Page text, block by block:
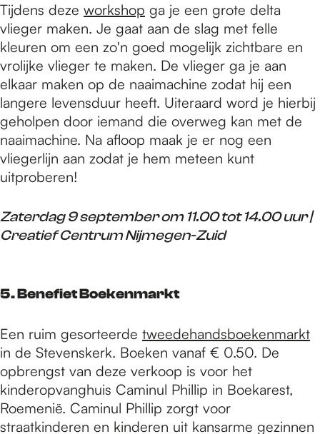
Tijdens deze workshop ga je een grote delta
vlieger maken. Je gaat aan de slag met felle
kleuren om een zo'n goed mogelijk zichtbare en
vrolijke vlieger te maken. De vlieger ga je aan
elkaar maken op de naaimachine zodat hij een
langere levensduur heeft. Uiteraard word je hierbij
geholpen door iemand die overweg kan met de
naaimachine. Na afloop maak je er nog een
vliegerlijn aan zodat je hem meteen kunt
uitproberen!
Zaterdag 9 september om 11.00 tot 14.00 uur |
Creatief Centrum Nijmegen-Zuid
5. Benefiet Boekenmarkt
Een ruim gesorteerde tweedehandsboekenmarkt
in de Stevenskerk. Boeken vanaf € 0.50. De
opbrengst van deze verkoop is voor het
kinderopvanghuis Caminul Phillip in Boekarest,
Roemenië. Caminul Phillip zorgt voor
straatkinderen en kinderen uit kansarme gezinnen